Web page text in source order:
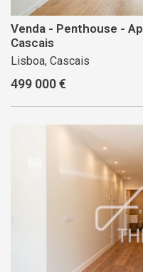
Venda - Penthouse -
Cascais
Lisboa, Cascais
499 000 €